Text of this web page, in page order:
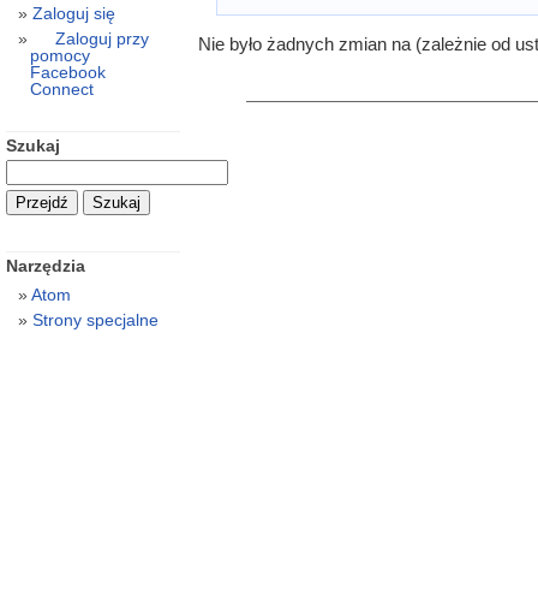
Nie było żadnych zmian na (zależnie od
Zaloguj się
Zaloguj przy
pomocy
Facebook
Connect
Szukaj
Narzędzia
Atom
Strony specjalne